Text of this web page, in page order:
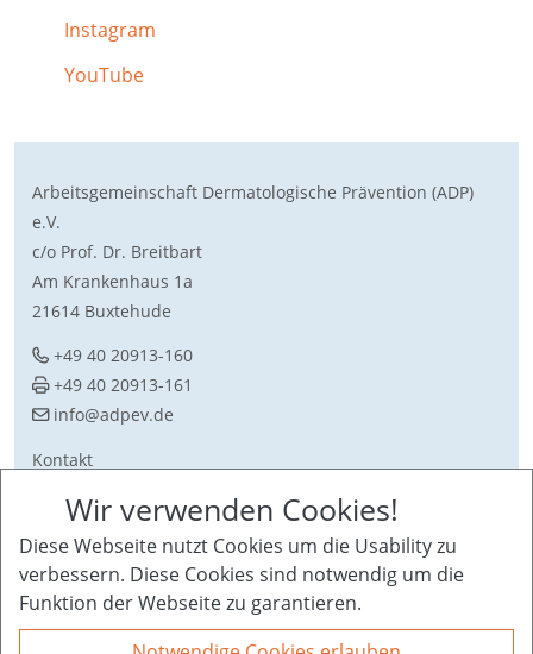
Instagram
YouTube
Arbeitsgemeinschaft Dermatologische Prävention (ADP)
e.V.
c/o Prof. Dr. Breitbart
Am Krankenhaus 1a
21614 Buxtehude
+49 40 20913-160
+49 40 20913-161
ed.vepda@ofni
Kontakt
Sitemap
Impressum + Datenschutz
Wir verwenden Cookies!
Diese Webseite nutzt Cookies um die Usability zu
verbessern. Diese Cookies sind notwendig um die
Funktion der Webseite zu garantieren.